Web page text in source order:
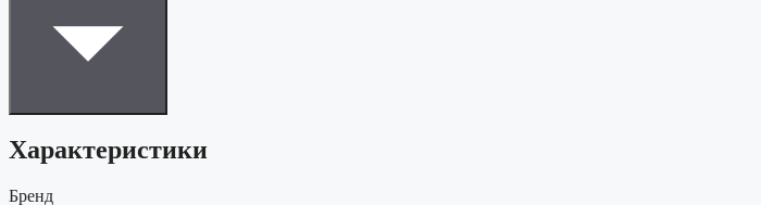
Характеристики
Бренд